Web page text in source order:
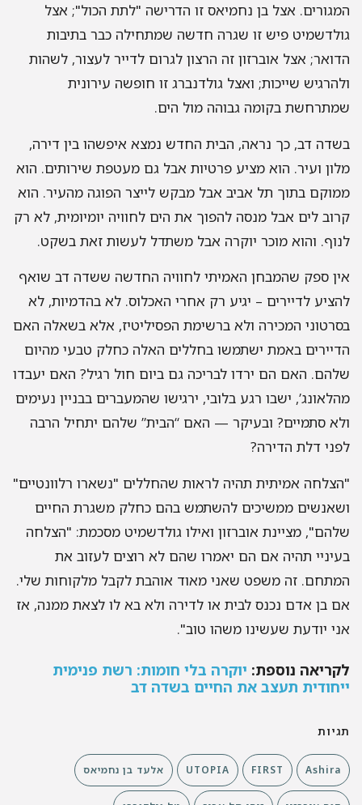
אצל בן נחמיאס זו הדרישה "לתת הכול"; אצל
פיש זו שגרה חדשה שמתחילה כבר בתיבות
אצל אוברזון זה הרצון לגרום לדייר לעצור, לשהות
שייכות; ואצל גולדנברג זו חופשה עירונית
בקומה גבוהה מול הים.
דב, כך נראה, הבית החדש נמצא איפשהו בין דירה,
ועיר. הוא מציע פרטיות אבל גם מעטפת שירותים. הוא
בתוך תל אביב אבל מבקש לייצר הפוגה מהעיר. הוא
לים אבל מנסה להפוך את הים לחוויה יומיומית, לא רק
והוא מוכר יוקרה אבל משתדל לעשות זאת בשקט.
ספק שהמבחן האמיתי לחוויה החדשה ששדה דב שואף
לדיירים – יגיע רק אחרי האכלוס. לא בהדמיות, לא
המכירה ולא ברשימת הפסיליטיז, אלא בשאלה האם
באמת ישתמשו בחללים האלה כחלק טבעי מהיום
האם הם ירדו לבריכה גם ביום חול רגיל? האם יעבדו
ישבו רגע בלובי, ירגישו שהמעברים בבניין נעימים
סתמיים? ובעיקר — האם “הבית” שלהם יתחיל הרבה
דלת הדירה?
אמיתית תהיה לראות שהחללים "נשארו רלוונטיים"
ממשיכים להשתמש בהם כחלק משגרת החיים
מציינת אוברזון ואילו גולדשמיט מסכמת: "הצלחה
תהיה אם הם יאמרו שהם לא רוצים לעזוב את
זה משפט שאני מאוד אוהבת לקבל מלקוחות שלי.
בן אדם נכנס לבית או לדירה ולא בא לו לצאת ממנה, אז
יודעת שעשינו משהו טוב".
נוספת:יוקרה בלי חומות: רשת פנימית
תעצב את החיים בשדה דב
Ashira
FIRST
UTOPIA אלעד בן נחמיאס